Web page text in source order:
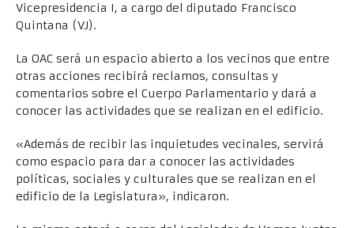
Vicepresidencia I, a cargo del diputado Francisco
Quintana (VJ).
La OAC será un espacio abierto a los vecinos que entre
otras acciones recibirá reclamos, consultas y
comentarios sobre el Cuerpo Parlamentario y dará a
conocer las actividades que se realizan en el edificio.
«Además de recibir las inquietudes vecinales, servirá
como espacio para dar a conocer las actividades
políticas, sociales y culturales que se realizan en el
edificio de la Legislatura», indicaron.